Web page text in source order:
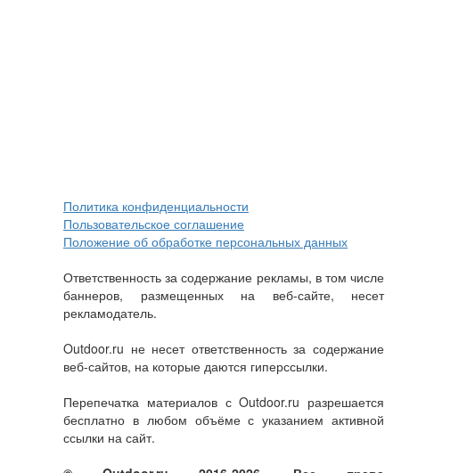
Политика конфиденциальности
Пользовательское соглашение
Положение об обработке персональных данных
Ответственность за содержание рекламы, в том числе
баннеров, размещенных на веб-сайте, несет
рекламодатель.
Outdoor.ru не несет ответственность за содержание
веб-сайтов, на которые даются гиперссылки.
Перепечатка материалов с Outdoor.ru разрешается
бесплатно в любом объёме с указанием активной
ссылки на сайт.